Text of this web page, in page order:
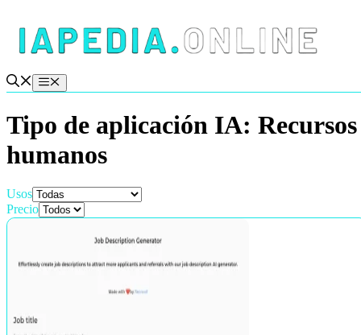
contenido
Menú
Tipo de aplicación IA: Recursos
humanos
Usos
Precio